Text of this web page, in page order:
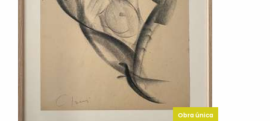
Obra única